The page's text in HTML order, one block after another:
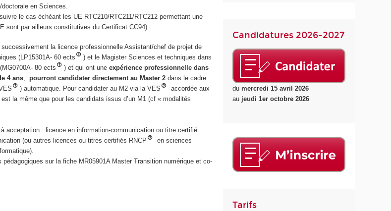
en Sciences.
le cas échéant les UE RTC210/RTC211/RTC212 permettant une
sont par ailleurs constitutives du Certificat CC94)
la licence professionnelle Assistant/chef de projet de
(LP15301A- 60 ects
) et le Magister Sciences et techniques dans
80 ects
) et qui ont uneexpérience professionnelle dans
4 ans,pourront candidater directement au Master 2 dans le cadre
) automatique. Pour candidater au M2 via la VES
accordée aux
la même que pour les candidats issus d’un M1 (cf « modalités
acceptation : licence en information-communication ou titre certifié
(ou autres licences ou titres certifiés RNCP
en sciences
sur la fiche MR05901A Master Transition numérique et co-
Candidatures 2026-2027
dumercredi 15 avril 2026
au jeudi 1er octobre 2026
Tarifs